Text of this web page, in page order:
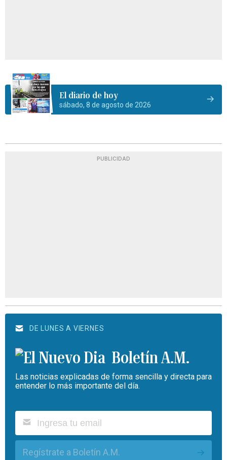
El diario de hoy
sábado, 8 de agosto de 2026
PUBLICIDAD
DE LUNES A VIERNES
Boletín A.M.
Las noticias explicadas de forma sencilla y directa para
entender lo más importante del día.
Regístrate a Boletín A.M.